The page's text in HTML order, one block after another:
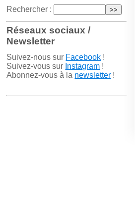
Rechercher :
Réseaux sociaux /
Newsletter
Suivez-nous sur Facebook !
Suivez-vous sur Instagram !
Abonnez-vous à la newsletter !